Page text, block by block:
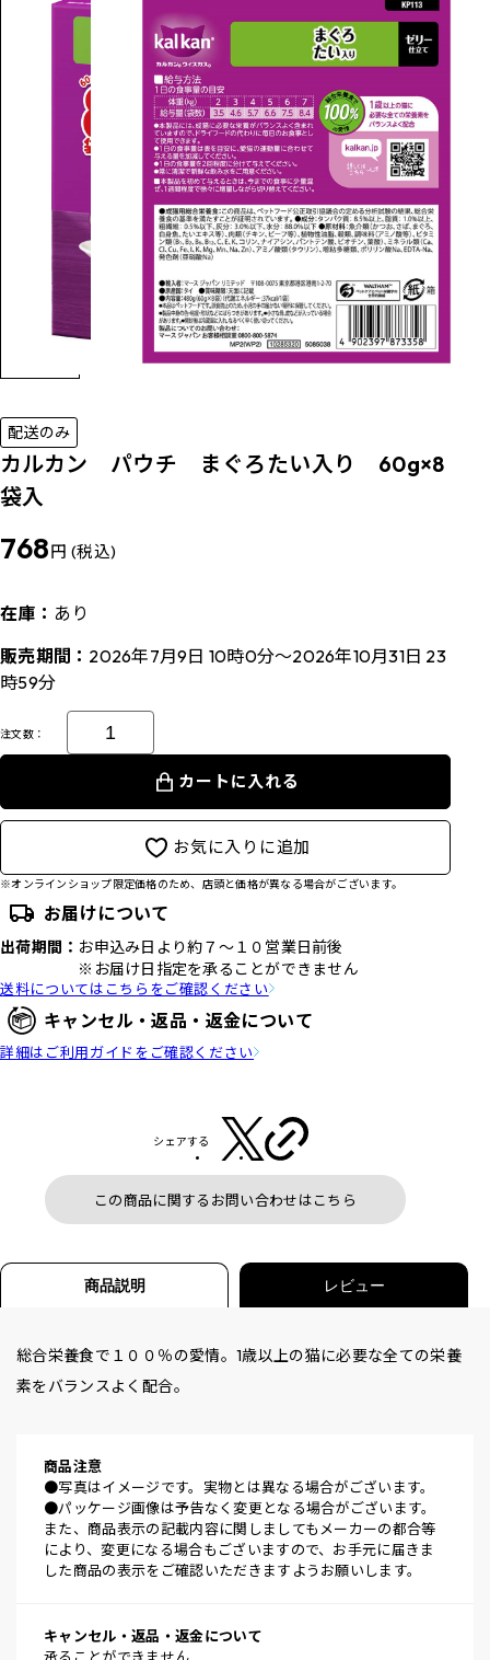
配送のみ
カルカン パウチ まぐろたい入り 60g×8
袋入
768円 (税込)
在庫： あり
販売期間： 2026年7月9日 10時0分～2026年10月31日 23
時59分
注文数：
カートに入れる
お気に入りに追加
※オンラインショップ限定価格のため、店頭と価格が異なる場合がございます。
お届けについて
出荷期間： お申込み日より約７～１０営業日前後
※お届け日指定を承ることができません
送料についてはこちらをご確認ください
キャンセル・返品・返金について
詳細はご利用ガイドをご確認ください
シェアする
この商品に関するお問い合わせはこちら
商品説明 レビュー
総合栄養食で１００％の愛情。1歳以上の猫に必要な全ての栄養
素をバランスよく配合。
商品注意
●写真はイメージです。実物とは異なる場合がございます。
●パッケージ画像は予告なく変更となる場合がございます。
また、商品表示の記載内容に関しましてもメーカーの都合等
により、変更になる場合もございますので、お手元に届きま
した商品の表示をご確認いただきますようお願いします。
キャンセル・返品・返金について